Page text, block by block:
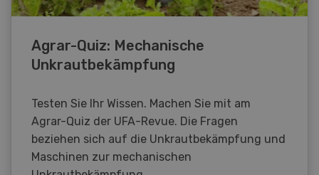
Agrar-Quiz: Mechanische
Unkrautbekämpfung
Testen Sie Ihr Wissen. Machen Sie mit am
Agrar-Quiz der UFA-Revue. Die Fragen
beziehen sich auf die Unkrautbekämpfung und
Maschinen zur mechanischen